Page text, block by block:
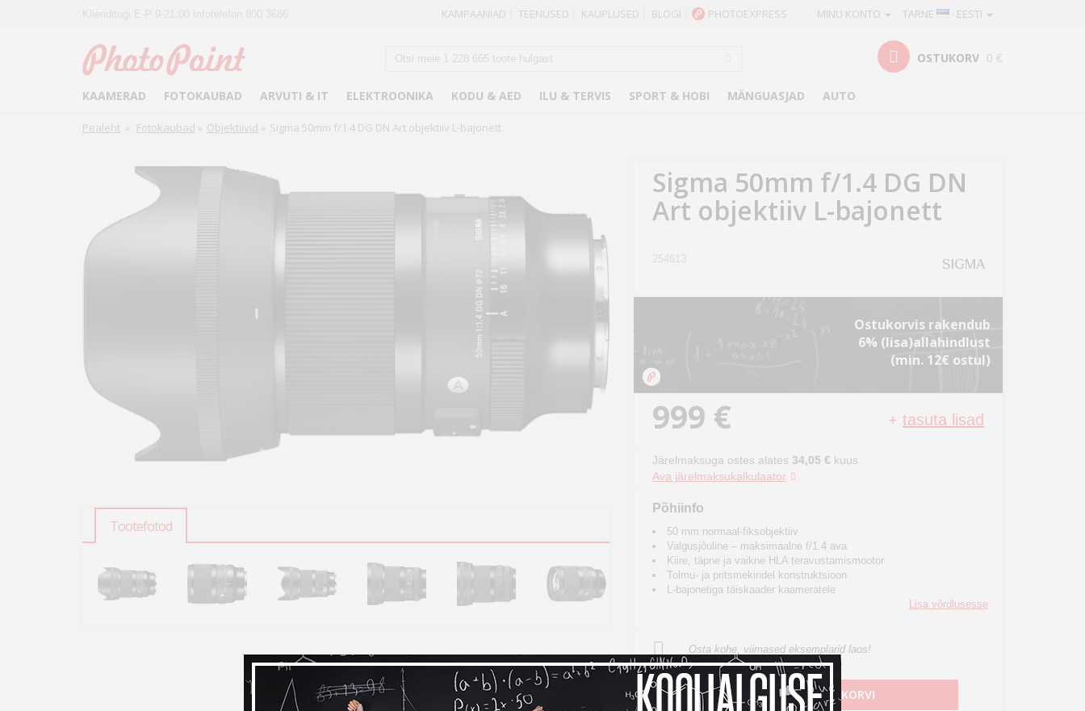
TARNE · EESTI
MINU KONTO
KAMPAANIAD TEENUSED KAUPLUSED BLOGI PHOTOEXPRESS
OSTUKORV 0 €
KAAMERAD FOTOKAUBAD ARVUTI & IT ELEKTROONIKA KODU & AED ILU & TERVIS SPORT & HOBI MÄNGUASJAD AUTO
Pealeht » Fotokaubad » Objektiivid » Sigma 50mm f/1.4 DG DN Art objektiiv L-bajonett
Tootefotod
Sigma 50mm f/1.4 DG DN
Art objektiiv L-bajonett
254613
Ostukorvis rakendub
6% (lisa)allahindlust
(min. 12€ ostul)
999 € + tasuta lisad
Järelmaksuga ostes alates 34,05 € kuus
Ava järelmaksukalkulaator
Põhiinfo
50 mm normaal-fiksobjektiiv
Valgusjõuline – maksimaalne f/1.4 ava
Kiire, täpne ja vaikne HLA teravustamismootor
Tolmu- ja pritsmekindel konstruktsioon
L-bajonetiga täiskaader kaameratele
Lisa võrdlusesse
Osta kohe, viimased eksemplarid laos!
LISA OSTUKORVI